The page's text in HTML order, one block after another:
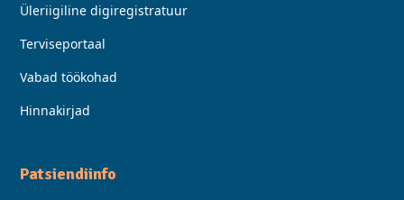
Üleriigiline digiregistratuur
Terviseportaal
Vabad töökohad
Hinnakirjad
Patsiendiinfo